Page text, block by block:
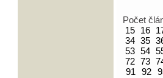
Počet
15 16
34 35
53 54
72 73
91
92